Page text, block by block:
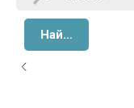
Найти